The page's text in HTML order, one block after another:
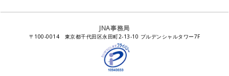
11月ネイル月間
EUにおけるTPO成分を含む化粧品の市場提供禁止について
景品表示法に基づく措置命令について
教材・書籍・刊行物
JNA事務局
〒100-0014 東京都千代田区永田町2-13-10 プルデンシャルタワー7F